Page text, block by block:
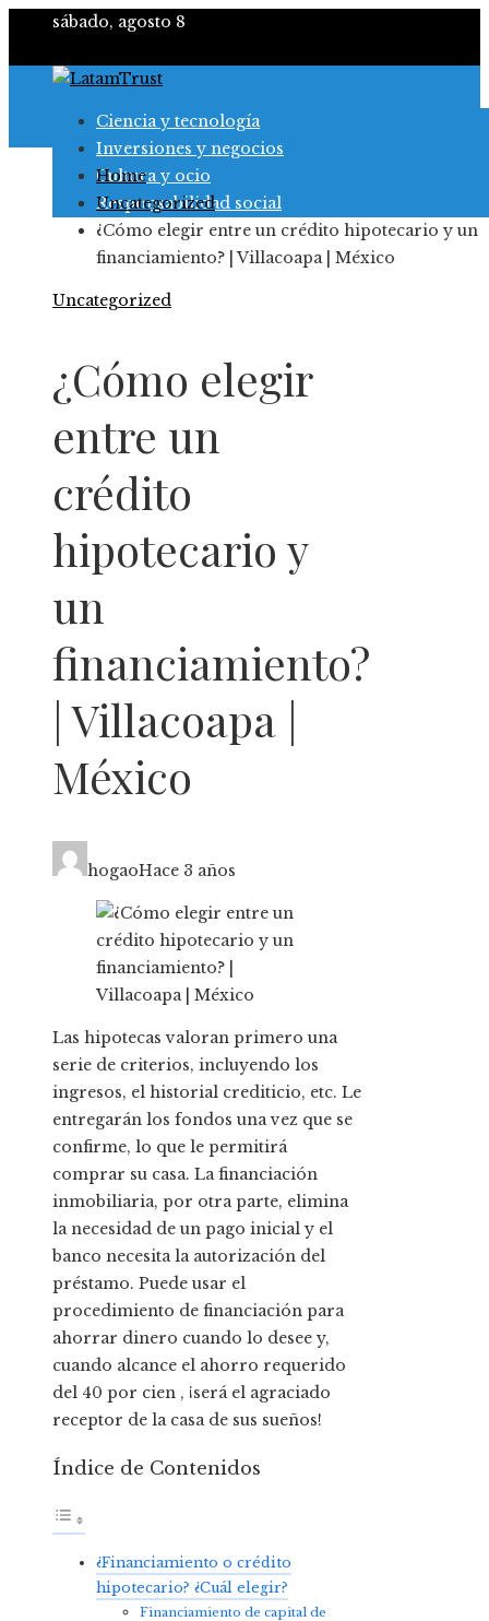
sábado, agosto 8
Ciencia y tecnología
Inversiones y negocios
Cultura y ocio
Responsabilidad social
Home
Uncategorized
¿Cómo elegir entre un crédito hipotecario y un
financiamiento? | Villacoapa | México
Uncategorized
¿Cómo elegir
entre un
crédito
hipotecario y
un
financiamiento?
| Villacoapa |
México
hogaoHace 3 años
Las hipotecas valoran primero una
serie de criterios, incluyendo los
ingresos, el historial crediticio, etc. Le
entregarán los fondos una vez que se
confirme, lo que le permitirá
comprar su casa. La financiación
inmobiliaria, por otra parte, elimina
la necesidad de un pago inicial y el
banco necesita la autorización del
préstamo. Puede usar el
procedimiento de financiación para
ahorrar dinero cuando lo desee y,
cuando alcance el ahorro requerido
del 40 por cien , ¡será el agraciado
receptor de la casa de sus sueños!
Índice de Contenidos
¿Financiamiento o crédito
hipotecario? ¿Cuál elegir?
Financiamiento de capital de